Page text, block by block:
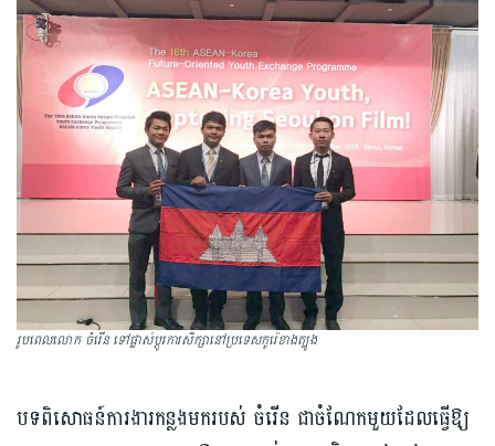
រូបពេលលោក ចំរើន ទៅផ្លាស់ប្ដូរការសិក្សានៅប្រទេសកូរ៉េខាងត្បូង
បទពិសោធន៍ការងារកន្លងមករបស់ ចំរើន ជាចំណែកមួយដែលធ្វើឱ្យ